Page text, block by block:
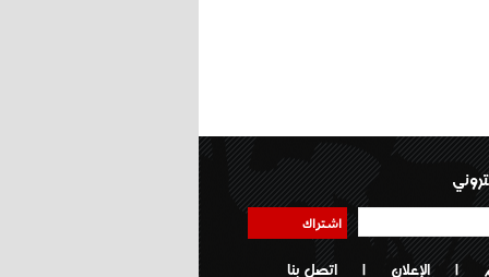
اشتراك
| الإعلان | اتصل بنا